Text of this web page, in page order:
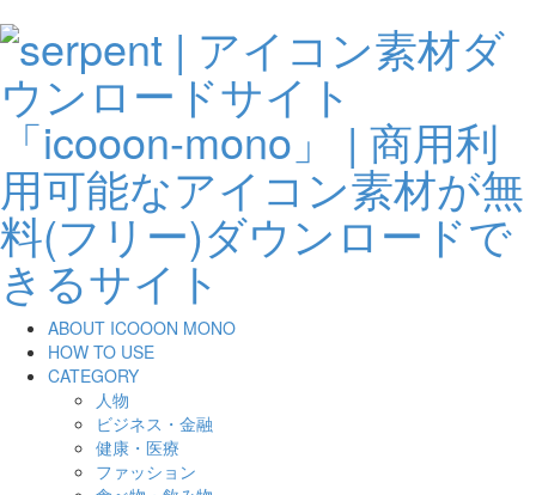
ABOUT ICOOON MONO
HOW TO USE
CATEGORY
人物
ビジネス・金融
健康・医療
ファッション